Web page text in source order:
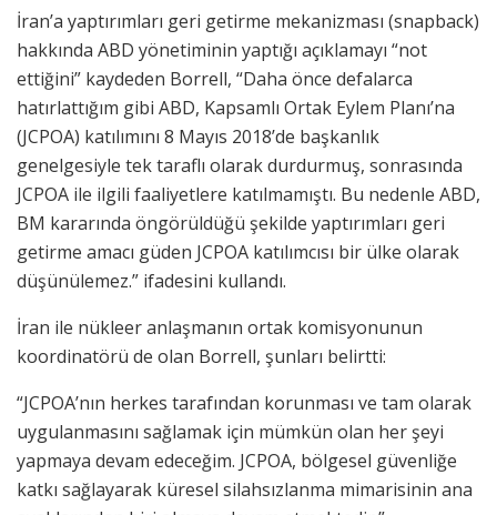
İran’a yaptırımları geri getirme mekanizması (snapback)
hakkında ABD yönetiminin yaptığı açıklamayı “not
ettiğini” kaydeden Borrell, “Daha önce defalarca
hatırlattığım gibi ABD, Kapsamlı Ortak Eylem Planı’na
(JCPOA) katılımını 8 Mayıs 2018’de başkanlık
genelgesiyle tek taraflı olarak durdurmuş, sonrasında
JCPOA ile ilgili faaliyetlere katılmamıştı. Bu nedenle ABD,
BM kararında öngörüldüğü şekilde yaptırımları geri
getirme amacı güden JCPOA katılımcısı bir ülke olarak
düşünülemez.” ifadesini kullandı.
İran ile nükleer anlaşmanın ortak komisyonunun
koordinatörü de olan Borrell, şunları belirtti:
“JCPOA’nın herkes tarafından korunması ve tam olarak
uygulanmasını sağlamak için mümkün olan her şeyi
yapmaya devam edeceğim. JCPOA, bölgesel güvenliğe
katkı sağlayarak küresel silahsızlanma mimarisinin ana